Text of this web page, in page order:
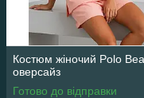
Костюм жіночий Polo
оверсайз
Готово до відправки